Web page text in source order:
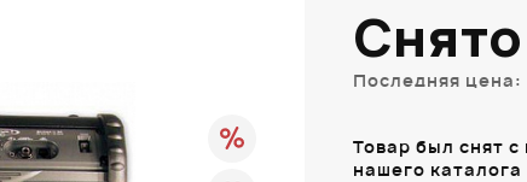
Последняя цена:
Товар был снят
нашего каталога